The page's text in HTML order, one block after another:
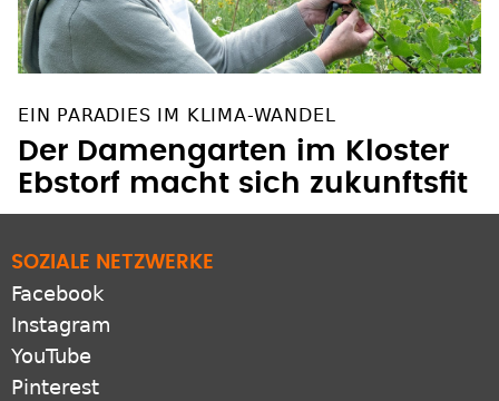
EIN PARADIES IM KLIMA-WANDEL
Der Damengarten im Kloster
Ebstorf macht sich zukunftsfit
SOZIALE NETZWERKE
Facebook
Instagram
YouTube
Pinterest